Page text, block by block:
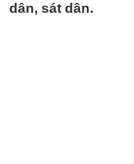
dân, sát dân.